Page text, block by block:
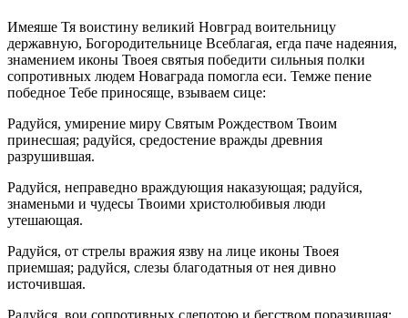
Имеяше Тя воистину великий Новград воительницу
державную, Богородительнице Всеблагая, егда паче надеяния,
знамением иконы Твоея святыя победити сильныя полки
сопротивных людем Новаграда помогла еси. Темже пение
победное Тебе приносяще, взываем сице:
Радуйся, умирение миру Святым Рождеством Твоим
принесшая; радуйся, средостение вражды древния
разрушившая.
Радуйся, неправедно враждующия наказующая; радуйся,
знаменьми и чудесы Твоими христолюбивыя люди
утешающая.
Радуйся, от стрелы вражия язву на лице иконы Твоея
приемшая; радуйся, слезы благодатныя от нея дивно
источившая.
Радуйся, вои сопротивных слепотою и бегством поразившая;